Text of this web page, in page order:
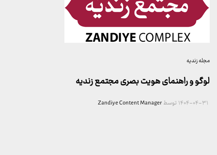
مجله زندیه
لوگو و راهنمای هویت بصری مجتمع زندیه
۱۴۰۴-۰۴-۳۱ توسطZandiye Content Manager